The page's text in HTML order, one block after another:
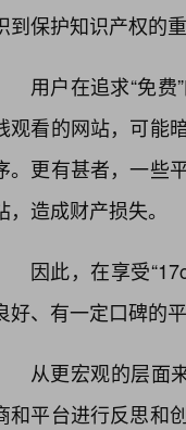
到保护知识产权的
用户在追求“免
观看的网站，可能
。更有甚者，一些
，造成财产损失。
因此，在享受
好、有一定口碑的
从更宏观的层面
和平台进行反思和